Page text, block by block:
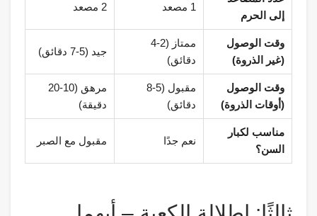
إلى الحرم
1 مصعد 2 مصعد
وقت الوصول
(غير الذروة)
ممتاز (2-4
دقائق)
جيد (5-7 دقائق)
وقت الوصول
(أوقات الذروة)
مقبول (5-8
دقائق)
مرهق (10-20
دقيقة)
مناسب لكبار
السن؟
نعم جدًا مقبول مع الصبر